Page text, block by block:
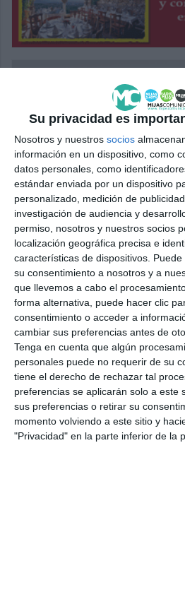
Su privacidad es
Nosotros y nuestros socios
información en un dispositivo, como
datos personales, como
estándar enviada por un dispositivo
personalizado, medición de
investigación de audiencia y
permiso, nosotros y nuestros socios
localización geográfica precisa e
características de dispositivos.
su consentimiento a nosotros y a
que llevemos a cabo el
forma alternativa, puede hacer clic
consentimiento o acceder a
cambiar sus preferencias antes de
Tenga en cuenta que algún
personales puede no requerir de su
tiene el derecho de rechazar tal
preferencias se aplicarán solo a este
sus preferencias o retirar su
momento volviendo a este sitio y
"Privacidad" en la parte inferior de la